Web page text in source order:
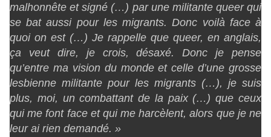
malhonnête et signé (…) par une militante queer qui
se bat aussi pour les migrants. Donc voilà face à
quoi on est (…) Je rappelle que queer, en anglais,
ça veut dire, je crois, désaxé. Donc je pense
qu’entre ma vision du monde et celle d’une grosse
lesbienne militante pour les migrants (…), je suis
plus, moi, un combattant de la paix (…) que ceux
qui me font face et qui me harcèlent, alors que je ne
leur ai rien demandé. »